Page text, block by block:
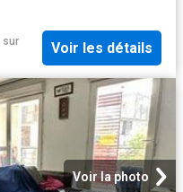
sur
Voir les détails
Voir la photo